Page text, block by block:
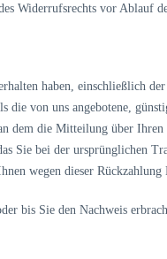
Widerrufsrechts vor Ablauf
haben, einschließlich
die von uns angebotene,
dem die Mitteilung über Ihren
Sie bei der ursprünglichen
wegen dieser Rückzahlung
bis Sie den Nachweis